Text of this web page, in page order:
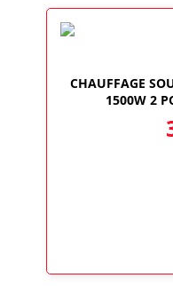
CHAUFFAGE
1500W 2